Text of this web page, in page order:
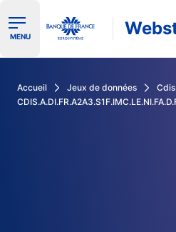
Ouvrir le menu de navigation
MENU
Accueil Jeux de données
Cdis